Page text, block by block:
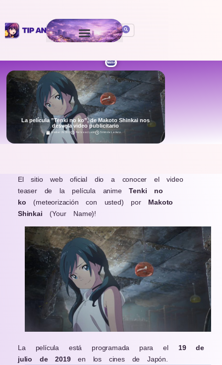
Anime
La película ”Tenki no ko”, de Makoto Shinkai nos
desvela video publicitario
October 29, 2020 Por Isaac León 5 min de Lectura .
El sitio web oficial dio a conocer el video
teaser de la película animeTenki no
ko
(meteorización con usted) por Makoto
Shinkai
(Your Name)!
La película está programada para el 19 de
julio de 2019en los cines de Japón.